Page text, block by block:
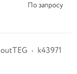
По запросу
outTEG k43971